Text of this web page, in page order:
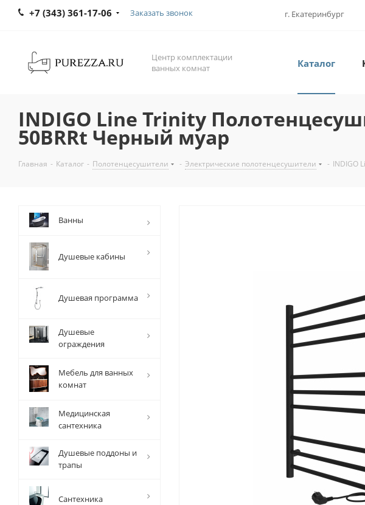
+7 (343) 361-17-06 Заказать звонок г. Екатеринбург
Центр комплектации
ванных комнат
Каталог
INDIGO Line Trinity
50BRRt Черный муар
Главная - Каталог - Полотенцесушители - Электрические полотенцесушители - INDIGO
Ванны
Душевые кабины
Душевая программа
Душевые
ограждения
Мебель для ванных
комнат
Медицинская
сантехника
Душевые поддоны и
трапы
Сантехника